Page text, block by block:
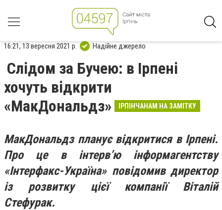
16:21, 13 вересня 2021 р. Надійне джерело
Слідом за Бучею: в Ірпені
хочуть відкрити
«МакДональдз»
ІРПІНЧАНАМ НА ЗАМІТКУ
МакДональдз планує відкритися в Ірпені.
Про це в інтерв’ю інформагентству
«Інтерфакс-Україна» повідомив директор
із розвитку цієї компанії Віталій
Стефурак.